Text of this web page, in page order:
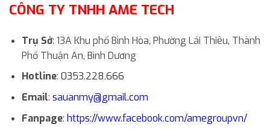
CÔNG TY TNHH AME TECH
Trụ Sở: 13A Khu phố Bình Hòa, Phường Lái Thiêu, Thành
Phố Thuận An, Bình Dương
Hotline: 0353.228.666
Email: sauanmy@gmail.com
Fanpage: https://www.facebook.com/amegroupvn/